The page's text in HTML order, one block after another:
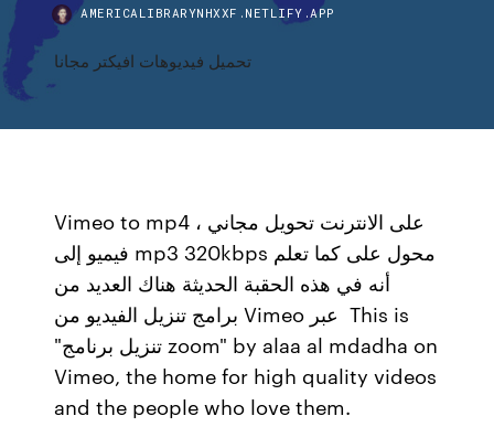
AMERICALIBRARYNHXXF.NETLIFY.APP
تحميل فيديوهات افيكتر مجانا
Vimeo to mp4 على الانترنت تحويل مجاني ،
فيميو إلى mp3 320kbps محول على كما تعلم
أنه في هذه الحقبة الحديثة هناك العديد من
برامج تنزيل الفيديو من Vimeo عبر This is
"تنزيل برنامج zoom" by alaa al mdadha on
Vimeo, the home for high quality videos
and the people who love them.